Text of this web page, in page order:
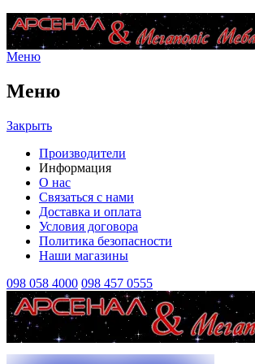
Меню
Меню
Закрыть
Производители
Информация
О нас
Связаться с нами
Доставка и оплата
Условия договора
Политика безопасности
Наши магазины
098 058 4000 098 457 0555